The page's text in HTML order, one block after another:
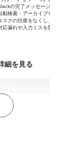
ション、「オ
を行うアク
たいボード
トだけでな
どの情報を変
の完了メッセージを
動検索・アーカイブする
スクの往復をなくし、手
応漏れや入力ミスを防げ
細を見る